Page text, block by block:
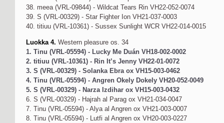
38. meea (VRL-09844) - Wildcat Tears Rin VH22-052-0074
39. S (VRL-00329) - Star Fighter Ion VH21-037-0003
40. titiuu (VRL-10361) - Sussex Sunlight WCR VH22-014-0015
Luokka 4. Western pleasure os. 34
1. Tinu (VRL-05594) - Lucky Me Duán VH18-002-0002
2. titiuu (VRL-10361) - Rin It’s Jenny VH22-01-0072
3. S (VRL-00329) - Solanka Ebra ox VH15-003-0462
4. Tinu (VRL-05594) - Angren Okely Dokely VH20-052-0049
5. S (VRL-00329) - Narza Izdihar ox VH15-003-0432
6. S (VRL-00329) - Hajrah al Parag ox VH21-034-0047
7. Tinu (VRL-05594) - Alya al Angren ox VH21-003-0007
8. Tinu (VRL-05594) - Lutfi al Angren ox VH20-003-0227